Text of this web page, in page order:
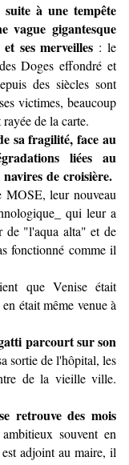
à une tempête
vague gigantesque
ses merveilles : le
Doges effondré et
des siècles sont
victimes, beaucoup
de la carte.
sa fragilité, face au
liées au
de croisière.
leur nouveau
qui leur a
de "l'aqua alta" et de
fonctionné comme il
que Venise était
était même venue à
parcourt sur son
sortie de l'hôpital, les
de la vieille ville.
retrouve des mois
souvent en
adjoint au maire, il